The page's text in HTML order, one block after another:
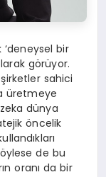
bir
görüyor.
sahici
üretmeye
dünya
öncelik
de bu
oranı da bir